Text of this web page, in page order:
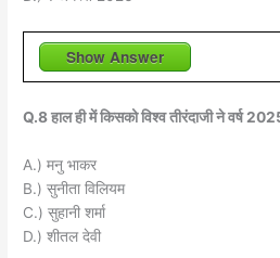
Show Answer
Q.8 हाल ही में किसको विश्‍व तीरंदाजी ने वर्ष
A.) मनु भाकर
B.) सुनीता विलियम
C.) सुहानी शर्मा
D.) शीतल देवी